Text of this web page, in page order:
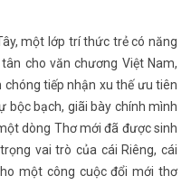
một lớp trí thức trẻ có năng
cho văn chương Việt Nam,
tiếp nhận xu thế ưu tiên
bộc bạch, giãi bày chính mình
dòng Thơ mới đã được sinh
vai trò của cái Riêng, cái
một công cuộc đổi mới thơ